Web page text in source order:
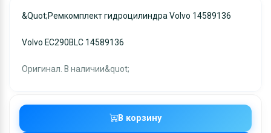
В корзину
&quot;Ремкомплект гидроцилиндра Volvo 14589136
Volvo EC290BLC 14589136
Оригинал. В наличии&quot;
Доставка:
Монтажников, стр 9
отслеживанием местоположения посылки и
без обязательной подписи. При выборе доставки